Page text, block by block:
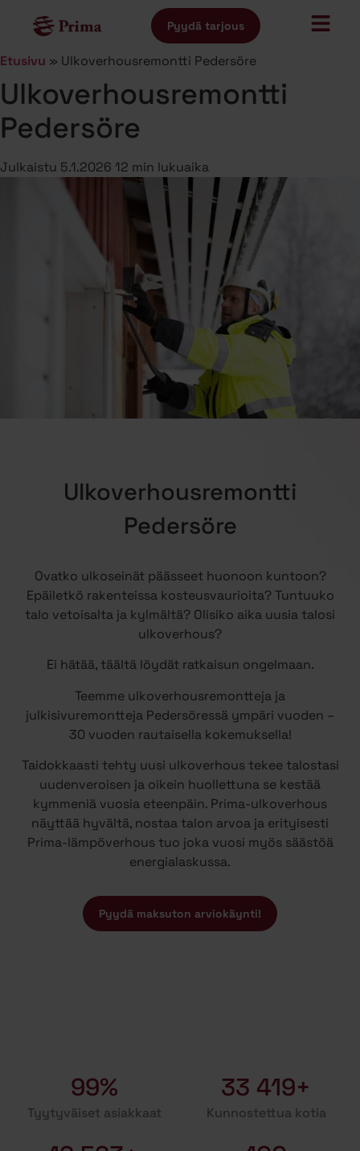
Pyydä tarjous
Etusivu » Ulkoverhousremontti Pedersöre
Ulkoverhousremontti
Pedersöre
Julkaistu 5.1.2026 12 min lukuaika
Ulkoverhousremontti
Pedersöre
Ovatko ulkoseinät päässeet huonoon kuntoon?
Epäiletkö rakenteissa kosteusvaurioita? Tuntuuko
talo vetoisalta ja kylmältä? Olisiko aika uusia talosi
ulkoverhous?
Ei hätää, täältä löydät ratkaisun ongelmaan.
Teemme ulkoverhousremontteja ja
julkisivuremontteja Pedersöressä ympäri vuoden –
30 vuoden rautaisella kokemuksella!
Taidokkaasti tehty uusi ulkoverhous tekee talostasi
uudenveroisen ja oikein huollettuna se kestää
kymmeniä vuosia eteenpäin. Prima-ulkoverhous
näyttää hyvältä, nostaa talon arvoa ja erityisesti
Prima-lämpöverhous tuo joka vuosi myös säästöä
energialaskussa.
Pyydä maksuton arviokäynti!
99%
Tyytyväiset asiakkaat
33 419+
Kunnostettua kotia